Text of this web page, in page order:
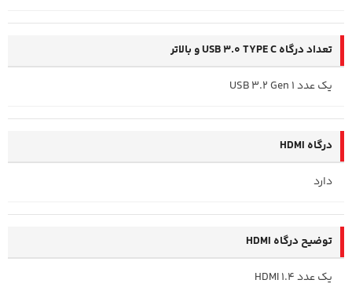
تعداد درگاه USB 3.0 TYPE C و بالاتر
یک عدد USB 3.2 Gen 1
درگاه HDMI
دارد
توضیح درگاه HDMI
یک عدد HDMI 1.4